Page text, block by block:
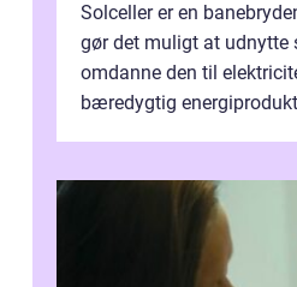
Solceller er en
gør det muligt at udnytte
omdanne den til
bæredygtig